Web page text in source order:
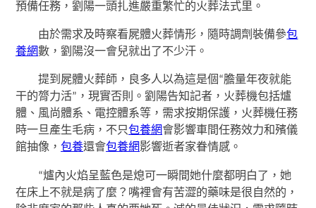
預備任務，劉陽一頭扎進嚴重繁忙的火葬法式里。
由於需求及時察看屍體火葬情形，隨時調劑裝備參包
養網數，劉陽沒一會兒就出了不少汗。
提到屍體火葬師，良多人以為這是個“膽量年夜就能
干的膂力活”，現實否則。劉陽告知記者，火葬機包括爐
體、風尚體系、電控體系等，需求按期保護，火葬機任務
時一旦產生毛病，不只包養網會影響車間任務效力和殯儀
館抽像，包養還會包養網影響逝者家眷情感。
“爐內火焰呈藍色是熄可一瞬間她什麼都明白了，她
在床上不就是病了麼？嘴裡會有苦澀的藥味是很自然的，